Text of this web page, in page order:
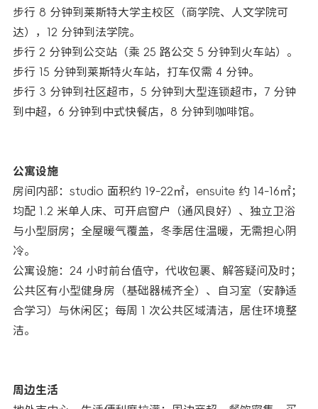
步行 8 分钟到莱斯特大学主校区（商学院、人文学院可
达），12 分钟到法学院。
步行 2 分钟到公交站（乘 25 路公交 5 分钟到火车站）。
步行 15 分钟到莱斯特火车站，打车仅需 4 分钟。
步行 3 分钟到社区超市，5 分钟到大型连锁超市，7 分钟
到中超，6 分钟到中式快餐店，8 分钟到咖啡馆。​
公寓设施​
房间内部：studio 面积约 19-22㎡，ensuite 约 14-16㎡；
均配 1.2 米单人床、可开启窗户（通风良好）、独立卫浴
与小型厨房；全屋暖气覆盖，冬季居住温暖，无需担心阴
冷。​
公寓设施：24 小时前台值守，代收包裹、解答疑问及时；
公共区有小型健身房（基础器械齐全）、自习室（安静适
合学习）与休闲区；每周 1 次公共区域清洁，居住环境整
洁。​
周边生活​